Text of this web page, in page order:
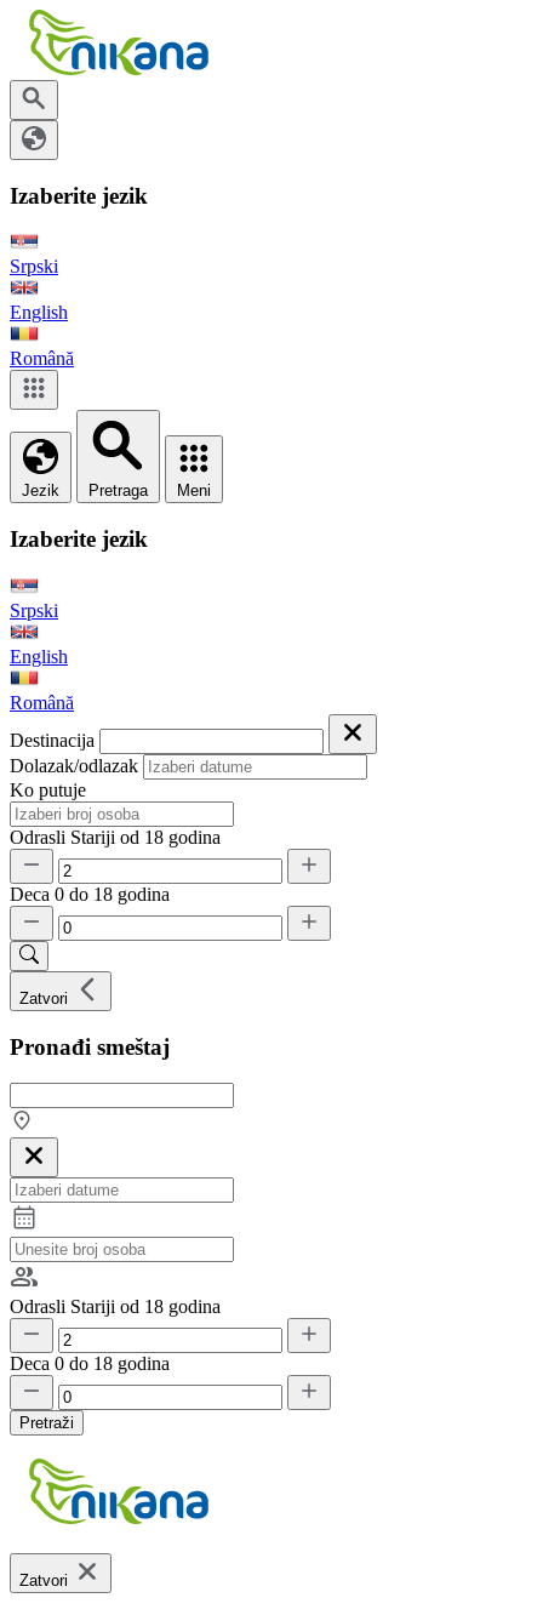
Izaberite jezik
Srpski
English
Română
Jezik Pretraga Meni
Izaberite jezik
Srpski
English
Română
Destinacija
Dolazak/odlazak
Ko putuje
Odrasli Stariji od 18 godina
Deca 0 do 18 godina
Zatvori
Pronađi smeštaj
Odrasli Stariji od 18 godina
Deca 0 do 18 godina
Pretraži
Zatvori